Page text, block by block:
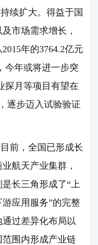
续扩大。得益于国
市场需求增长，
年的3764.2亿元
今年或将进一步突
探月等项目有望在
逐步迈入试验验证
前，全国已形成长
航天产业集群，
长三角形成了“上
应用服务”的完整
过差异化布局以
围内形成产业链